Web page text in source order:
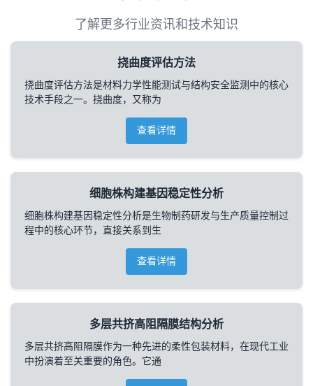
了解更多行业资讯和技术知识
挠曲度评估方法
挠曲度评估方法是材料力学性能测试与结构安全监测中的核心
技术手段之一。挠曲度，又称为
查看详情
细胞株构建基因稳定性分析
细胞株构建基因稳定性分析是生物制药研发与生产质量控制过
程中的核心环节，直接关系到生
查看详情
多层共挤高阻隔膜结构分析
多层共挤高阻隔膜作为一种先进的柔性包装材料，在现代工业
中扮演着至关重要的角色。它通